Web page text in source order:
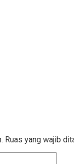
Ruas yang wajib